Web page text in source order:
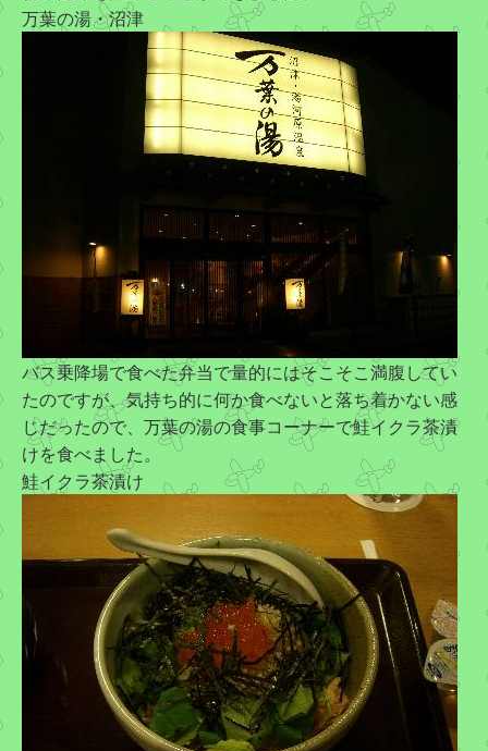
万葉の湯・沼津
バス乗降場で食べた弁当で量的にはそこそこ満腹してい
たのですが、気持ち的に何か食べないと落ち着かない感
じだったので、万葉の湯の食事コーナーで鮭イクラ茶漬
けを食べました。
鮭イクラ茶漬け